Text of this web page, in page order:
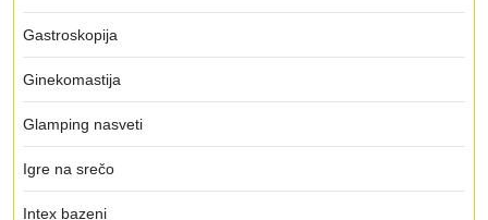
Gastroskopija
Ginekomastija
Glamping nasveti
Igre na srečo
Intex bazeni